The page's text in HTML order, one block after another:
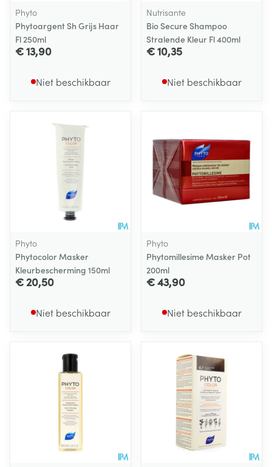
Phyto
Phytoargent Sh Grijs Haar
Fl 250ml
€ 13,90
Niet beschikbaar
Nutrisante
Bio Secure Shampoo
Stralende Kleur Fl 400ml
€ 10,35
Niet beschikbaar
Phyto
Phytocolor Masker
Kleurbescherming 150ml
€ 20,50
Niet beschikbaar
Phyto
Phytomillesime Masker Pot
200ml
€ 43,90
Niet beschikbaar